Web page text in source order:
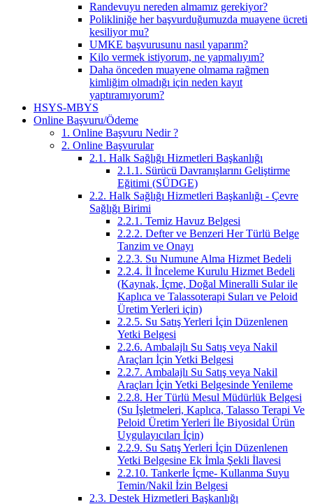
Randevuyu nereden almamız gerekiyor?
Polikliniğe her başvurduğumuzda muayene ücreti
kesiliyor mu?
UMKE başvurusunu nasıl yaparım?
Kilo vermek istiyorum, ne yapmalıyım?
Daha önceden muayene olmama rağmen
kimliğim olmadığı için neden kayıt
yaptıramıyorum?
HSYS-MBYS
Online Başvuru/Ödeme
1. Online Başvuru Nedir ?
2. Online Başvurular
2.1. Halk Sağlığı Hizmetleri Başkanlığı
2.1.1. Sürücü Davranışlarını Geliştirme
Eğitimi (SÜDGE)
2.2. Halk Sağlığı Hizmetleri Başkanlığı - Çevre
Sağlığı Birimi
2.2.1. Temiz Havuz Belgesi
2.2.2. Defter ve Benzeri Her Türlü Belge
Tanzim ve Onayı
2.2.3. Su Numune Alma Hizmet Bedeli
2.2.4. İl İnceleme Kurulu Hizmet Bedeli
(Kaynak, İçme, Doğal Mineralli Sular ile
Kaplıca ve Talassoterapi Suları ve Peloid
Üretim Yerleri için)
2.2.5. Su Satış Yerleri İçin Düzenlenen
Yetki Belgesi
2.2.6. Ambalajlı Su Satış veya Nakil
Araçları İçin Yetki Belgesi
2.2.7. Ambalajlı Su Satış veya Nakil
Araçları İçin Yetki Belgesinde Yenileme
2.2.8. Her Türlü Mesul Müdürlük Belgesi
(Su İşletmeleri, Kaplıca, Talasso Terapi Ve
Peloid Üretim Yerleri İle Biyosidal Ürün
Uygulayıcıları İçin)
2.2.9. Su Satış Yerleri İçin Düzenlenen
Yetki Belgesine Ek İmla Şekli İlavesi
2.2.10. Tankerle İçme- Kullanma Suyu
Temin/Nakil İzin Belgesi
2.3. Destek Hizmetleri Başkanlığı